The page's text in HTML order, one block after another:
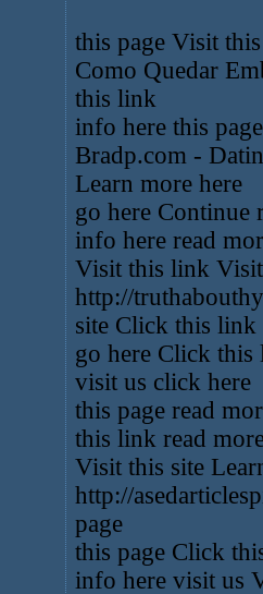
this page Visit
Como Quedar
this link
info here this
Bradp.com -
Learn more here
go here Continue
info here read
Visit this link
http://
site Click this link
go here Click
visit us click here
this page read
this link read
Visit this site
http://
page
this page Click
info here visit us